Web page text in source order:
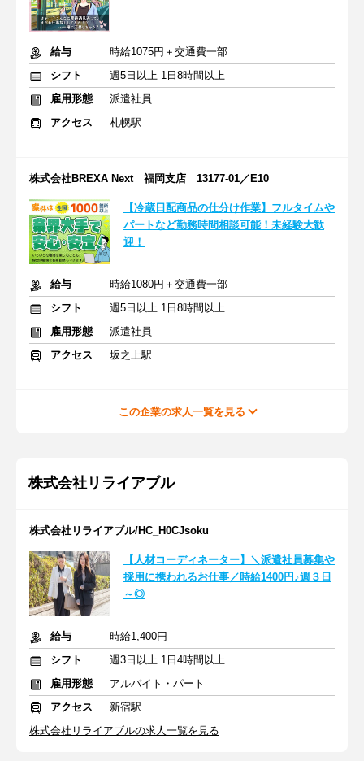
給与
時給1075円＋交通費一部
シフト
週5日以上 1日8時間以上
雇用形態
派遣社員
アクセス
札幌駅
株式会社BREXA Next 福岡支店 13177-01／E10
【冷蔵日配商品の仕分け作業】フルタイムや
パートなど勤務時間相談可能！未経験大歓
迎！
給与
時給1080円＋交通費一部
シフト
週5日以上 1日8時間以上
雇用形態
派遣社員
アクセス
坂之上駅
この企業の求人一覧を見る
株式会社リライアブル
株式会社リライアブル/HC_H0CJsoku
【人材コーディネーター】＼派遣社員募集や
採用に携われるお仕事／時給1400円♪週３日
～◎
給与
時給1,400円
シフト
週3日以上 1日4時間以上
雇用形態
アルバイト・パート
アクセス
新宿駅
株式会社リライアブルの求人一覧を見る